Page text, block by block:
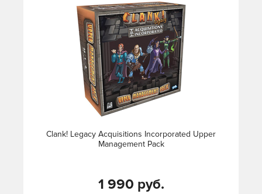
Clank! Legacy Acquisitions Incorporated Upper
Management Pack
1 990 руб.